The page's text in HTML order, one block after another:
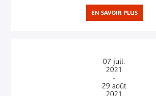
EN SAVOIR PLUS
07 juil.
2021
-
29 août
2021